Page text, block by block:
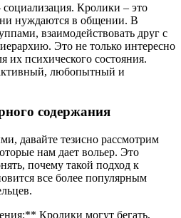
Кролики – это
нуждаются в общении. В
взаимодействовать друг с
Это не только интересно
их психического состояния.
любопытный и
содержания
давайте тезисно рассмотрим
нам дает вольер. Это
почему такой подход к
все более популярным
Кролики могут бегать,